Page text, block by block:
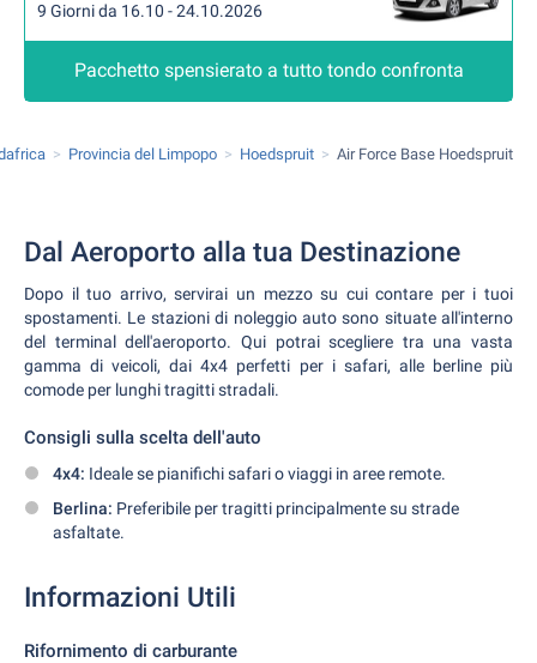
9 Giorni da 16.10 - 24.10.2026
Pacchetto spensierato a tutto tondo confronta
Provincia del Limpopo Hoedspruit Air Force Base Hoedspruit
Dal Aeroporto alla tua Destinazione
Dopo il tuo arrivo, servirai un mezzo su cui contare per i tuoi
spostamenti. Le stazioni di noleggio auto sono situate all'interno
del terminal dell'aeroporto. Qui potrai scegliere tra una vasta
gamma di veicoli, dai 4x4 perfetti per i safari, alle berline più
comode per lunghi tragitti stradali.
Consigli sulla scelta dell'auto
4x4: Ideale se pianifichi safari o viaggi in aree remote.
Berlina: Preferibile per tragitti principalmente su strade
asfaltate.
Informazioni Utili
Rifornimento di carburante